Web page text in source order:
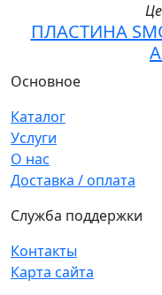
ПЛАСТИНА
Основное
Каталог
Услуги
О нас
Доставка / оплата
Служба поддержки
Контакты
Карта сайта